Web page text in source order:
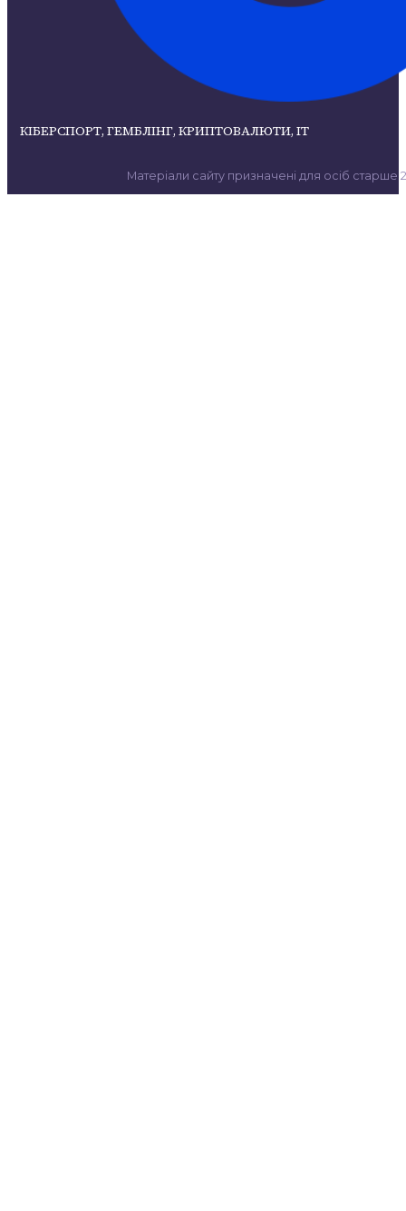
КІБЕРСПОРТ, ГЕМБЛІНГ, КРИПТОВАЛЮТИ, ІТ
Матеріали сайту призначені для осіб старше